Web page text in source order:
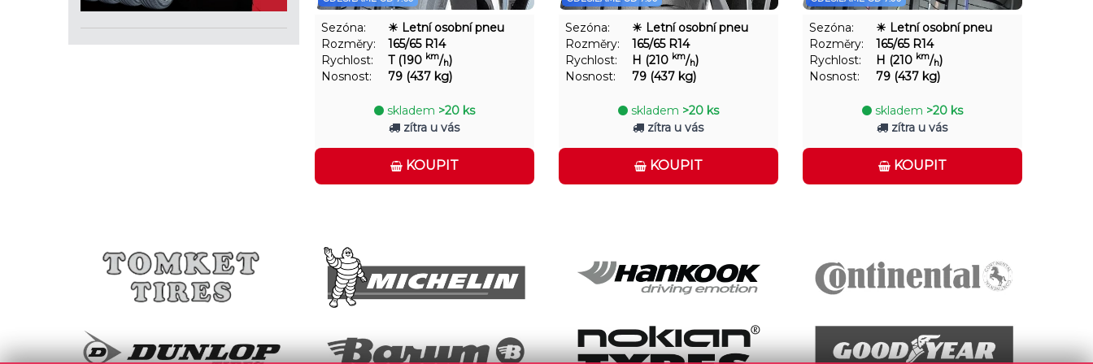
Sezóna:
☀ Letní osobní pneu
Rozměry:
165/65 R14
Rychlost:
T (190 km/h)
Nosnost:
79 (437 kg)
skladem >20 ks
zítra u vás
KOUPIT
Sezóna:
☀ Letní osobní pneu
Rozměry:
165/65 R14
Rychlost:
H (210 km/h)
Nosnost:
79 (437 kg)
skladem >20 ks
zítra u vás
KOUPIT
Sezóna:
☀ Letní osobní pneu
Rozměry:
165/65 R14
Rychlost:
H (210 km/h)
Nosnost:
79 (437 kg)
skladem >20 ks
zítra u vás
KOUPIT